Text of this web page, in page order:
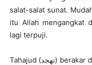
salat-salat sunat.
itu Allah mengangkat
lagi terpuji.
Tahajud (تهجد) berakar dari kata hujud (هجود), yang berarti